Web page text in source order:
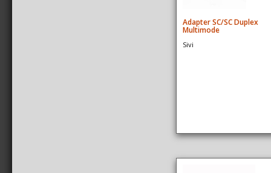
Adapter SC/SC Duplex
Multimode
Sivi